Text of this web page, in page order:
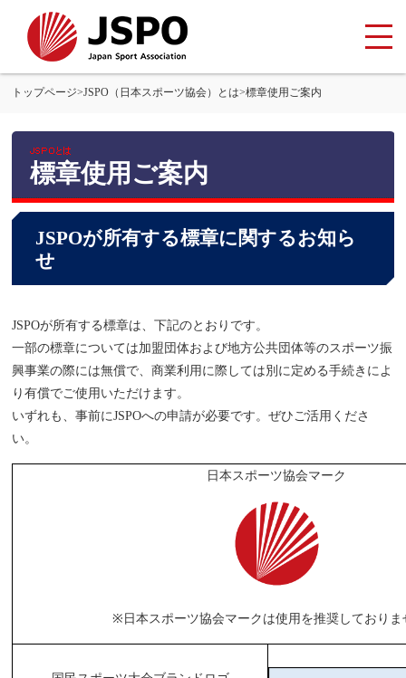
トップページ>JSPO（日本スポーツ協会）とは>標章使用ご案内
標章使用ご案内
JSPOが所有する標章に関するお知ら
せ
JSPOが所有する標章は、下記のとおりです。
一部の標章については加盟団体および地方公共団体等のスポーツ振
興事業の際には無償で、商業利用に際しては別に定める手続きによ
り有償でご使用いただけます。
いずれも、事前にJSPOへの申請が必要です。ぜひご活用くださ
い。
日本スポーツ協会マーク
※日本スポーツ協会マークは使用を推奨しておりま